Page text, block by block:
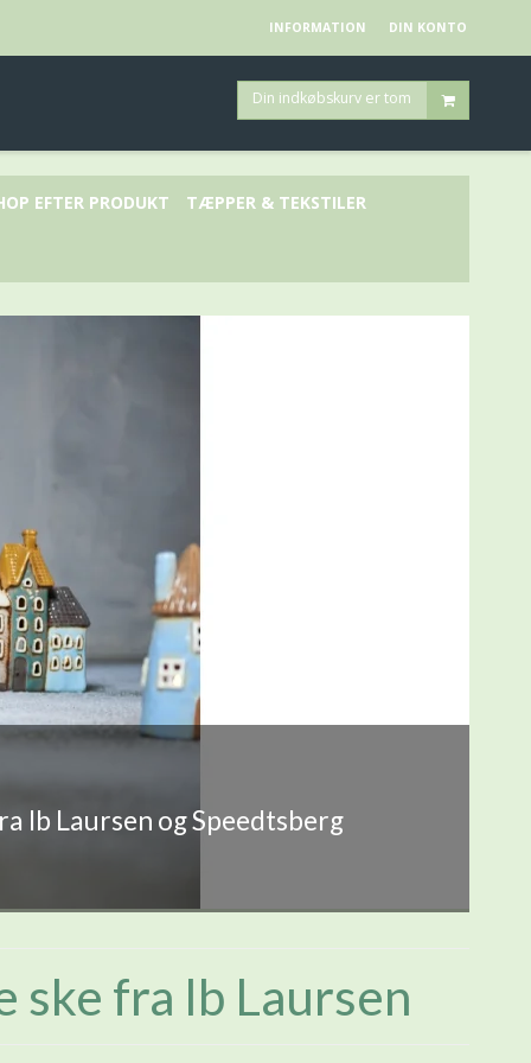
INFORMATION DIN KONTO
Din indkøbskurv er tom
EFTER PRODUKT TÆPPER & TEKSTILER
Ib Laursen og Speedtsberg
ske fra Ib Laursen